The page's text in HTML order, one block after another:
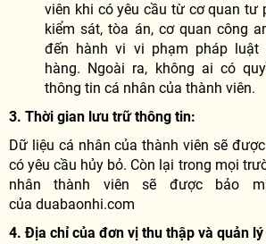
viên khi có yêu cầu từ cơ quan tư
kiểm sát, tòa án, cơ quan công
đến hành vi vi phạm pháp luật
hàng. Ngoài ra, không ai có
thông tin cá nhân của thành viên.
3. Thời gian lưu trữ thông tin:
Dữ liệu cá nhân của thành viên sẽ
có yêu cầu hủy bỏ. Còn lại trong mọi
nhân thành viên sẽ được bảo
của duabaonhi.com
4. Địa chỉ của đơn vị thu thập và quản